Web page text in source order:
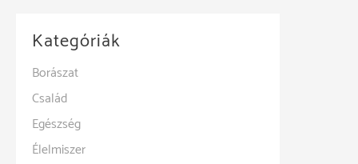
Kategóriák
Borászat
Család
Egészség
Élelmiszer